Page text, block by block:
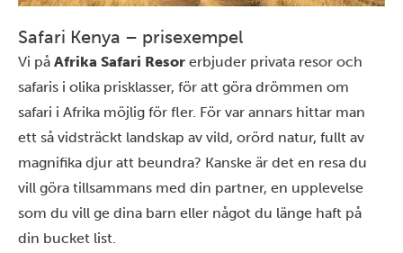
Safari Kenya – prisexempel
Vi på Afrika Safari Resor erbjuder privata resor och
safaris i olika prisklasser, för att göra drömmen om
safari i Afrika möjlig för fler. För var annars hittar man
ett så vidsträckt landskap av vild, orörd natur, fullt av
magnifika djur att beundra? Kanske är det en resa du
vill göra tillsammans med din partner, en upplevelse
som du vill ge dina barn eller något du länge haft på
din bucket list.